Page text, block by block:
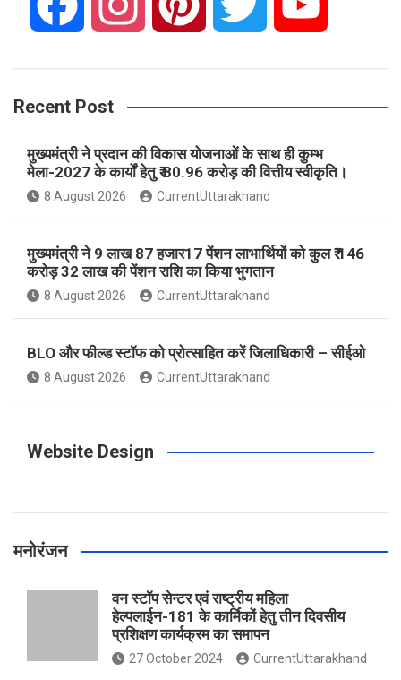
c
e
b
o
k
s
t
a
g
a
n
t
e
r
s
i
t
t
e
u
T
u
Recent Post
मुख्यमंत्री ने प्रदान की विकास योजनाओं के साथ ही कुम्भ
मेला-2027 के कार्यों हेतु ₹ 80.96 करोड़ की वित्तीय स्वीकृति।
8 August 2026 CurrentUttarakhand
मुख्यमंत्री ने 9 लाख 87 हजार17 पेंशन लाभार्थियों को कुल ₹ 146
करोड़ 32 लाख की पेंशन राशि का किया भुगतान
8 August 2026 CurrentUttarakhand
BLO और फील्ड स्टॉफ को प्रोत्साहित करें जिलाधिकारी – सीईओ
8 August 2026 CurrentUttarakhand
Website Design
मनोरंजन
वन स्टॉप सेन्टर एवं राष्ट्रीय महिला
हेल्पलाईन-181 के कार्मिकों हेतु तीन दिवसीय
प्रशिक्षण कार्यक्रम का समापन
27 October 2024 CurrentUttarakhand